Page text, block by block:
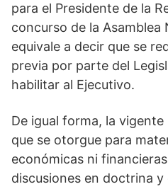
para el Presidente de la
concurso de la Asamblea
equivale a decir que se
previa por parte del
habilitar al Ejecutivo.
De igual forma, la
que se otorgue para
económicas ni
discusiones en doctrina